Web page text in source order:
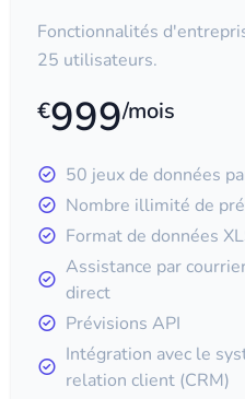
Fonctionnalités
25 utilisateurs.
€999/mois
50 jeux de données
Nombre illimité de
Format de données
Assistance par
direct
Prévisions API
Intégration avec le
relation client (CRM)